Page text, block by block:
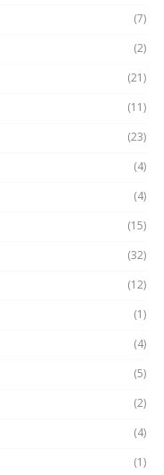
(7)
(2)
(21)
(11)
(23)
(4)
(4)
(15)
(32)
(12)
(1)
(4)
(5)
(2)
(4)
(1)